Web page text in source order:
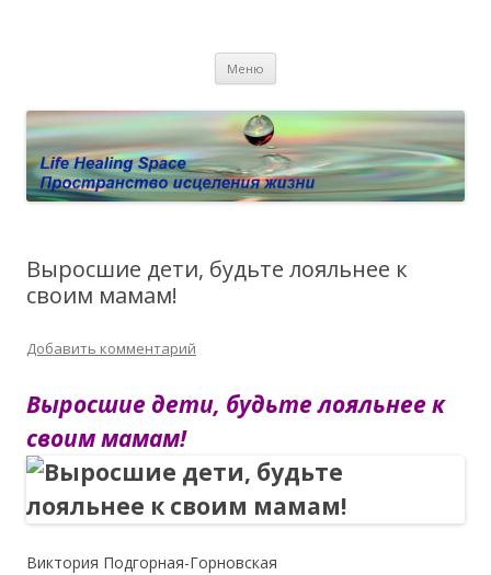
Личный сайт Елены Барымовой
исцелении воспоминанием и ренкарнационике. Услуги.
Меню
Выросшие дети, будьте лояльнее к
своим мамам!
Добавить комментарий
Выросшие дети, будьте лояльнее к
своим мамам!
Виктория Подгорная-Горновская